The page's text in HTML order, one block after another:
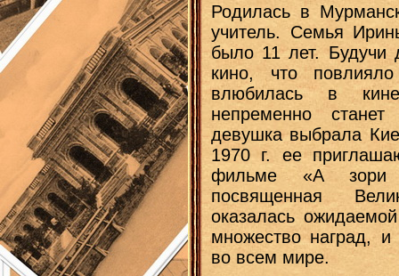
Родилась в
учитель. Семья
было 11 лет. Будучи
кино, что
влюбилась в
непременно
девушка выбрала
1970 г. ее
фильме «А
посвященная
оказалась
множество наград, и
во всем мире.